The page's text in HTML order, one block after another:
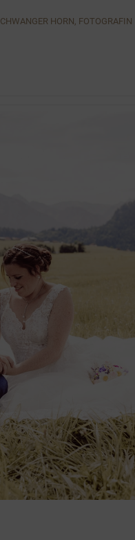
HORN, FOTOGRAFIN